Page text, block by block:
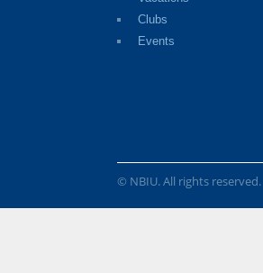
Clubs
Events
© NBIU. All rights reserved.